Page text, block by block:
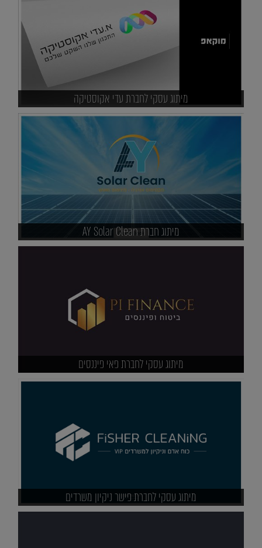
מיתוג עסקי לחברת עדי אקוסטיקה
מיתוג חברת AY Solar Clean
מיתוג עסקי לחברת פאי פיננסים
מיתוג עסקי לחברת פישר ניקיון משרדים